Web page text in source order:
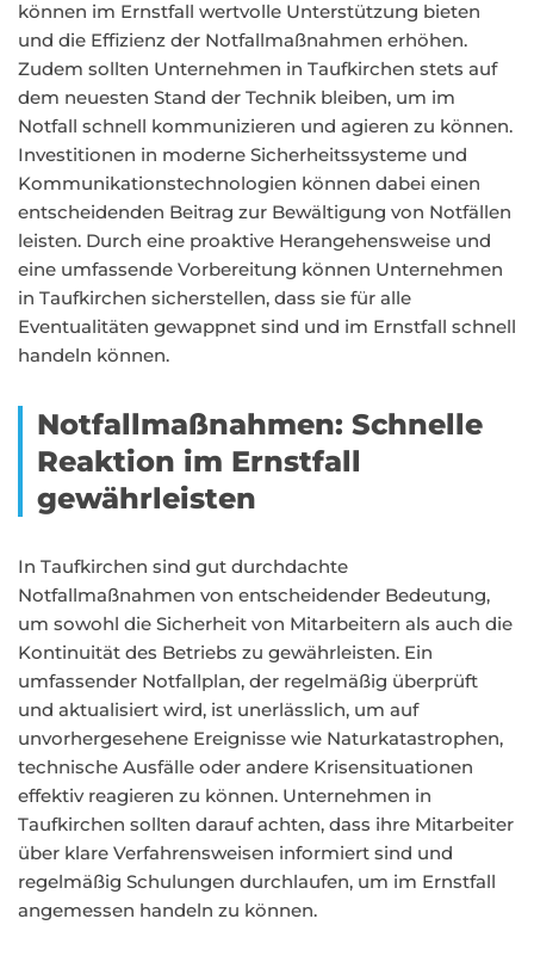
können im Ernstfall wertvolle Unterstützung bieten
und die Effizienz der Notfallmaßnahmen erhöhen.
Zudem sollten Unternehmen in Taufkirchen stets auf
dem neuesten Stand der Technik bleiben, um im
Notfall schnell kommunizieren und agieren zu können.
Investitionen in moderne Sicherheitssysteme und
Kommunikationstechnologien können dabei einen
entscheidenden Beitrag zur Bewältigung von Notfällen
leisten. Durch eine proaktive Herangehensweise und
eine umfassende Vorbereitung können Unternehmen
in Taufkirchen sicherstellen, dass sie für alle
Eventualitäten gewappnet sind und im Ernstfall schnell
handeln können.
Notfallmaßnahmen: Schnelle
Reaktion im Ernstfall
gewährleisten
In Taufkirchen sind gut durchdachte
Notfallmaßnahmen von entscheidender Bedeutung,
um sowohl die Sicherheit von Mitarbeitern als auch die
Kontinuität des Betriebs zu gewährleisten. Ein
umfassender Notfallplan, der regelmäßig überprüft
und aktualisiert wird, ist unerlässlich, um auf
unvorhergesehene Ereignisse wie Naturkatastrophen,
technische Ausfälle oder andere Krisensituationen
effektiv reagieren zu können. Unternehmen in
Taufkirchen sollten darauf achten, dass ihre Mitarbeiter
über klare Verfahrensweisen informiert sind und
regelmäßig Schulungen durchlaufen, um im Ernstfall
angemessen handeln zu können.